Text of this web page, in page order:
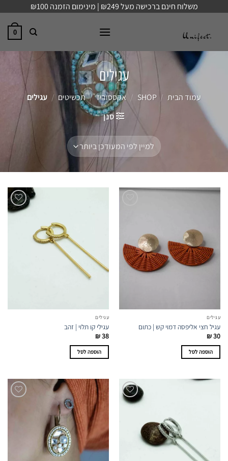
content
משלוח חינם ברכישה מעל ₪249 | מינימום הזמנה ₪100
0
עגילים
עמוד הבית /
SHOP
/ אקססוריז / תכשיטים / עגילים
סנן
עגילים
עגיל חצי אליפסה דמוי קש | כתום
₪30
הוספה לסל
עגילים
עגילי קו תלוי | זהב
₪38
הוספה לסל